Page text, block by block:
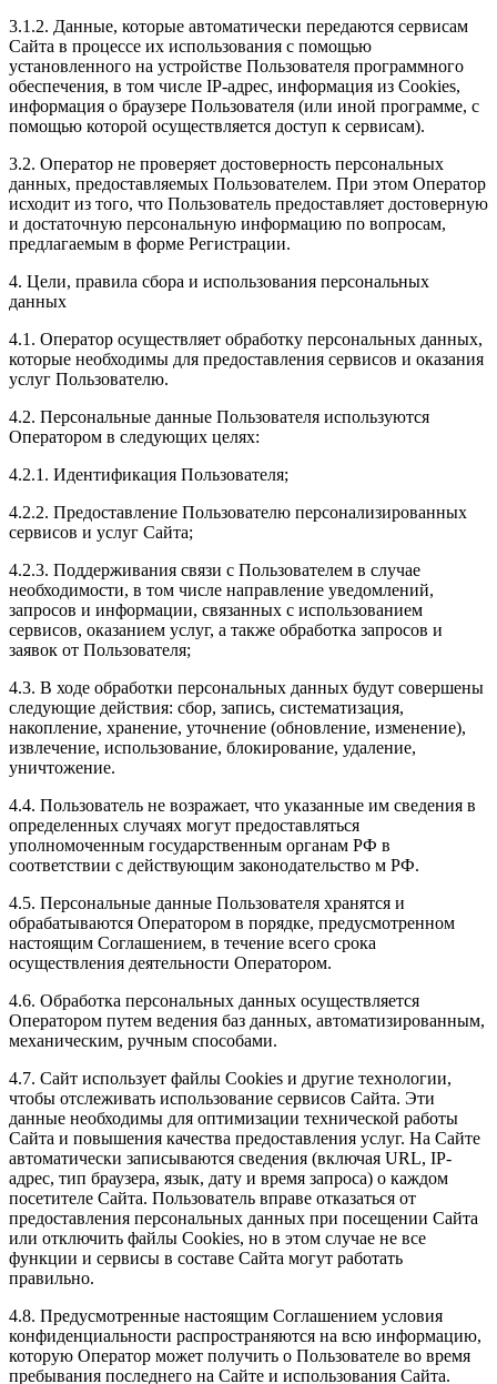
3.1.2. Данные, которые автоматически передаются сервисам
Сайта в процессе их использования с помощью
установленного на устройстве Пользователя программного
обеспечения, в том числе IP-адрес, информация из Cookies,
информация о браузере Пользователя (или иной программе, с
помощью которой осуществляется доступ к сервисам).
3.2. Оператор не проверяет достоверность персональных
данных, предоставляемых Пользователем. При этом Оператор
исходит из того, что Пользователь предоставляет достоверную
и достаточную персональную информацию по вопросам,
предлагаемым в форме Регистрации.
4. Цели, правила сбора и использования персональных
данных
4.1. Оператор осуществляет обработку персональных данных,
которые необходимы для предоставления сервисов и оказания
услуг Пользователю.
4.2. Персональные данные Пользователя используются
Оператором в следующих целях:
4.2.1. Идентификация Пользователя;
4.2.2. Предоставление Пользователю персонализированных
сервисов и услуг Сайта;
4.2.3. Поддерживания связи с Пользователем в случае
необходимости, в том числе направление уведомлений,
запросов и информации, связанных с использованием
сервисов, оказанием услуг, а также обработка запросов и
заявок от Пользователя;
4.3. В ходе обработки персональных данных будут совершены
следующие действия: сбор, запись, систематизация,
накопление, хранение, уточнение (обновление, изменение),
извлечение, использование, блокирование, удаление,
уничтожение.
4.4. Пользователь не возражает, что указанные им сведения в
определенных случаях могут предоставляться
уполномоченным государственным органам РФ в
соответствии с действующим законодательство м РФ.
4.5. Персональные данные Пользователя хранятся и
обрабатываются Оператором в порядке, предусмотренном
настоящим Соглашением, в течение всего срока
осуществления деятельности Оператором.
4.6. Обработка персональных данных осуществляется
Оператором путем ведения баз данных, автоматизированным,
механическим, ручным способами.
4.7. Сайт использует файлы Cookies и другие технологии,
чтобы отслеживать использование сервисов Сайта. Эти
данные необходимы для оптимизации технической работы
Сайта и повышения качества предоставления услуг. На Сайте
автоматически записываются сведения (включая URL, IP-
адрес, тип браузера, язык, дату и время запроса) о каждом
посетителе Сайта. Пользователь вправе отказаться от
предоставления персональных данных при посещении Сайта
или отключить файлы Cookies, но в этом случае не все
функции и сервисы в составе Сайта могут работать
правильно.
4.8. Предусмотренные настоящим Соглашением условия
конфиденциальности распространяются на всю информацию,
которую Оператор может получить о Пользователе во время
пребывания последнего на Сайте и использования Сайта.